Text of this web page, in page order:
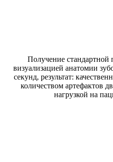
Получение
визуализацией анатомии
секунд, результат:
количеством артефактов
нагрузкой